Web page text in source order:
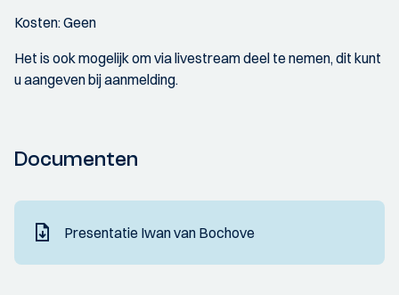
Kosten: Geen
Het is ook mogelijk om via livestream deel te nemen, dit kunt
u aangeven bij aanmelding.
Documenten
Presentatie Iwan van Bochove